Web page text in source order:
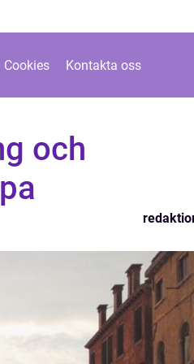
Cookies Kontakta oss
och